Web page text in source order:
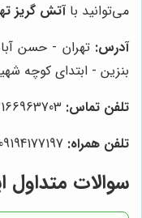
می‌توانید باآتش گریز
آدرس: تهران - حسن
بنزین - ابتدای کوچه
تلفن تماس:
تلفن همراه:
سوالات